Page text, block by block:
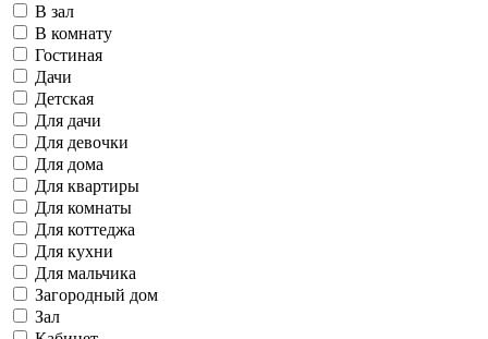
В зал
В комнату
Гостиная
Дачи
Детская
Для дачи
Для девочки
Для дома
Для квартиры
Для комнаты
Для коттеджа
Для кухни
Для мальчика
Загородный дом
Зал